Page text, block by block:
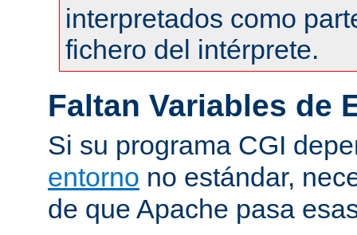
interpretados como
fichero del intérprete.
Faltan Variables de
Si su programa CGI
entorno no estándar,
de que Apache pasa